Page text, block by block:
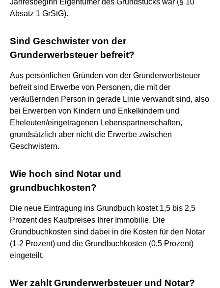
Absatz 1 GrStG).
Sind Geschwister von der
Grunderwerbsteuer befreit?
Aus persönlichen Gründen von der Grunderwerbsteuer
befreit sind Erwerbe von Personen, die mit der
veräußernden Person in gerade Linie verwandt sind, also
bei Erwerben von Kindern und Enkelkindern und
Eheleuten/eingetragenen Lebenspartnerschaften,
grundsätzlich aber nicht die Erwerbe zwischen
Geschwistern.
Wie hoch sind Notar und
grundbuchkosten?
Die neue Eintragung ins Grundbuch kostet 1,5 bis 2,5
Prozent des Kaufpreises Ihrer Immobilie. Die
Grundbuchkosten sind dabei in die Kosten für den Notar
(1-2 Prozent) und die Grundbuchkosten (0,5 Prozent)
eingeteilt.
Wer zahlt Grunderwerbsteuer und Notar?